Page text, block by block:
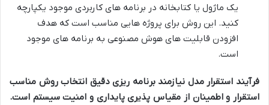
یک ماژول یا کتابخانه در برنامه های کاربردی موجود یکپارچه
کنید. این روش برای پروژه هایی مناسب است که هدف
افزودن قابلیت های هوش مصنوعی به برنامه های موجود
است.
فرآیند استقرار مدل نیازمند برنامه ریزی دقیق انتخاب روش مناسب
استقرار و اطمینان از مقیاس پذیری پایداری و امنیت سیستم است.